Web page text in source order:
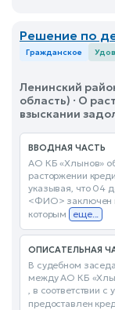
Решение по
Гражданское
Ленинский
область) · О
взыскании
ВВОДНАЯ ЧАСТЬ
АО КБ «Хлынов»
расторжении
указывая, что 04
<ФИО> заключен
которым еще...
ОПИСАТЕЛЬНАЯ
В судебном
между АО КБ
, в соответствии
предоставлен